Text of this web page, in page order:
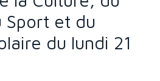
Sport et du
du lundi 21